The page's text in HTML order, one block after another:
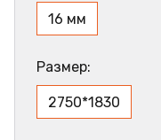
16 мм
Размер:
2750*1830